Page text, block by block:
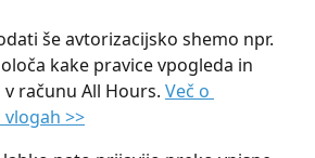
še avtorizacijsko shemo npr.
kake pravice vpogleda in
računu All Hours. Več o
>>